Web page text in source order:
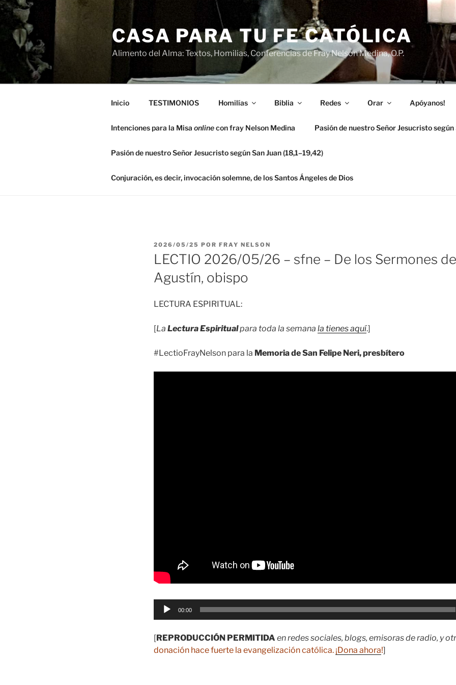
Saltar
contenido
CASA PARA TU FE CATÓLICA
Alimento del Alma: Textos, Homilias, Conferencias de Fray Nelson Medina, O.P.
Inicio TESTIMONIOS Homilías Biblia Redes Orar Apóyanos!
Intenciones para la Misa onlinecon fray Nelson Medina Pasión de nuestro Señor Jesucristo
Pasión de nuestro Señor Jesucristo según San Juan (18,1–19,42)
Conjuración, es decir, invocación solemne, de los Santos Ángeles de Dios
PUBLICADO
EL
2026/05/25 POR FRAY NELSON
LECTIO 2026/05/26 – sfne – De los Sermones
Agustín, obispo
LECTURA ESPIRITUAL:
[La Lectura Espiritualpara toda la semana la tienes aquí.]
#LectioFrayNelson para la Memoria de San Felipe Neri, presbítero
Reproductor
00:00
[REPRODUCCIÓN PERMITIDA en redes sociales, blogs, emisoras de radio, y
donación hace fuerte la evangelización católica. ¡Dona ahora!]